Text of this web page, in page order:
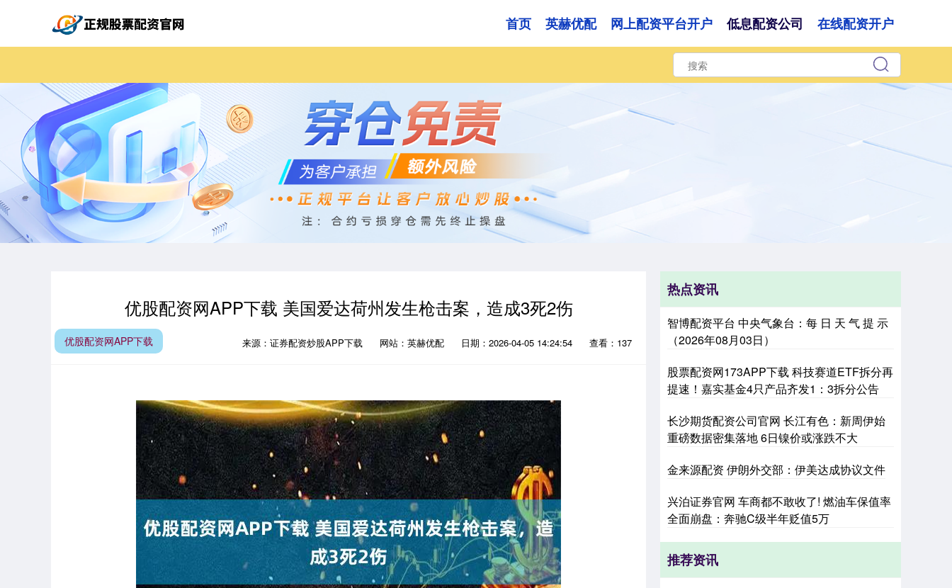
首页 英赫优配 网上配资平台开户 低息配资公司 在线配资开户
优股配资网APP下载 美国爱达荷州发生枪击案，造成3死2伤
优股配资网APP下载 来源：证券配资炒股APP下载 网站：英赫优配 日期：2026-04-05 14:24:54 查看：137
热点资讯
智博配资平台 中央气象台：每 日 天 气 提 示
（2026年08月03日）
股票配资网173APP下载 科技赛道ETF拆分再
提速！嘉实基金4只产品齐发1：3拆分公告
长沙期货配资公司官网 长江有色：新周伊始
重磅数据密集落地 6日镍价或涨跌不大
金来源配资 伊朗外交部：伊美达成协议文件
兴泊证券官网 车商都不敢收了! 燃油车保值率
全面崩盘：奔驰C级半年贬值5万
推荐资讯